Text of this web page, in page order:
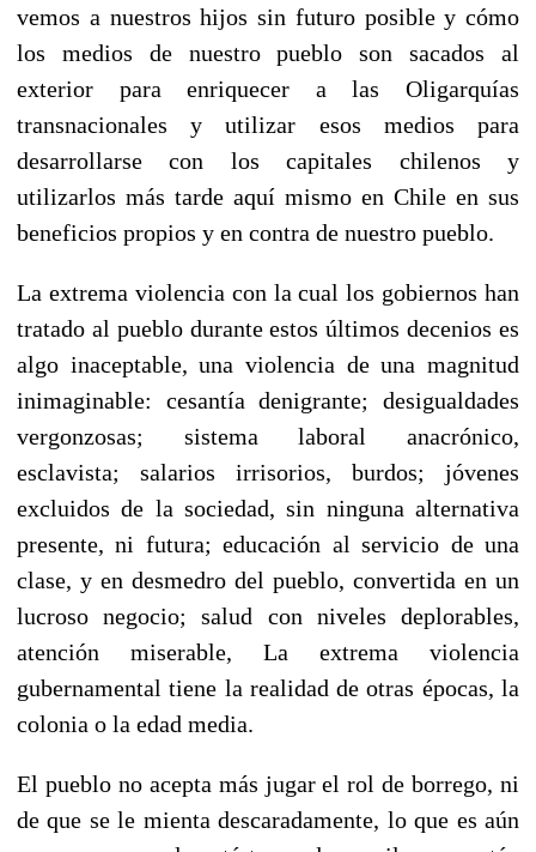
vemos a nuestros hijos sin futuro posible y cómo
los medios de nuestro pueblo son sacados al
exterior para enriquecer a las Oligarquías
transnacionales y utilizar esos medios para
desarrollarse con los capitales chilenos y
utilizarlos más tarde aquí mismo en Chile en sus
beneficios propios y en contra de nuestro pueblo.
La extrema violencia con la cual los gobiernos han
tratado al pueblo durante estos últimos decenios es
algo inaceptable, una violencia de una magnitud
inimaginable: cesantía denigrante; desigualdades
vergonzosas; sistema laboral anacrónico,
esclavista; salarios irrisorios, burdos; jóvenes
excluidos de la sociedad, sin ninguna alternativa
presente, ni futura; educación al servicio de una
clase, y en desmedro del pueblo, convertida en un
lucroso negocio; salud con niveles deplorables,
atención miserable, La extrema violencia
gubernamental tiene la realidad de otras épocas, la
colonia o la edad media.
El pueblo no acepta más jugar el rol de borrego, ni
de que se le mienta descaradamente, lo que es aún